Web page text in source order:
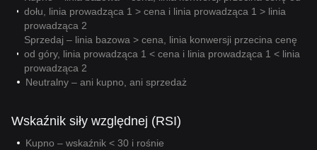
dołu, linia prowadząca 1 > cena i linia prowadząca 1 > linia
prowadząca 2
Sprzedaj – linia bazowa > cena, linia konwersji przecina cenę
od góry, linia prowadząca 1 < cena i linia prowadząca 1 < linia
prowadząca 2
Neutralny – ani kupno, ani sprzedaż
Wskaźnik siły względnej (RSI)
Kupno – wskaźnik < 30 i rośnie